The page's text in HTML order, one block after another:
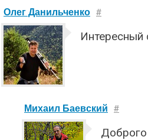
Олег Данильченко #
Интересный
Михаил Баевский #